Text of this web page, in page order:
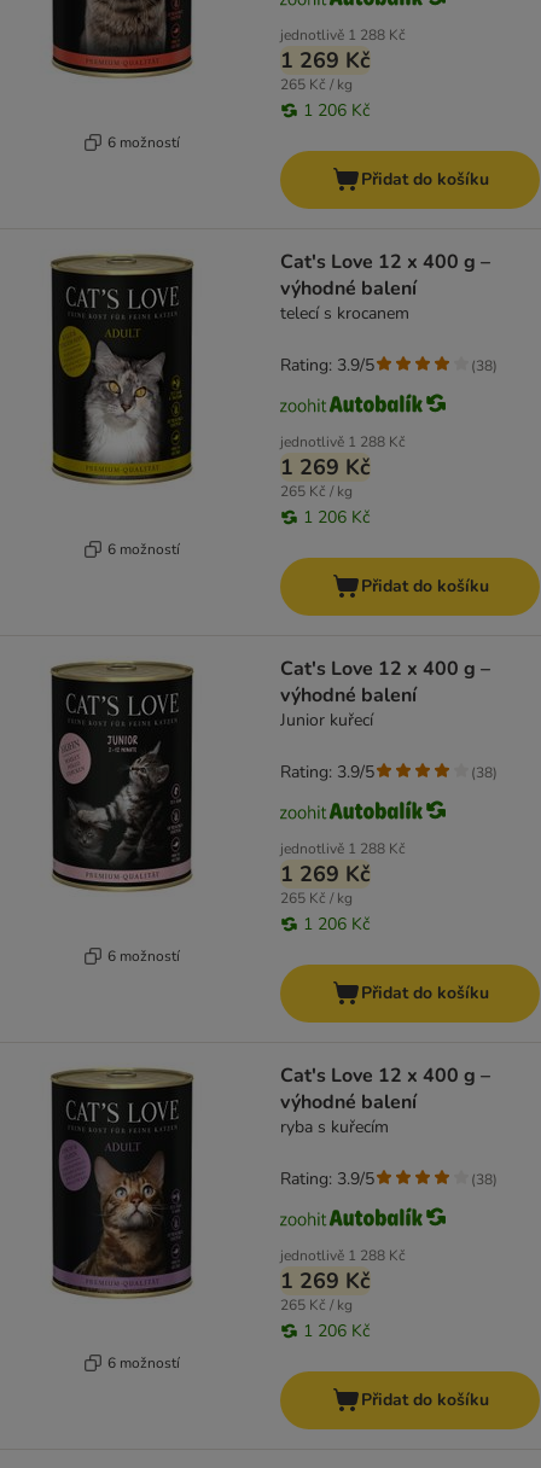
6 možností
jednotlivě 1 288 Kč
1 269 Kč
265 Kč / kg
1 206 Kč
Přidat do košíku
6 možností
Cat's Love 12 x 400 g –
výhodné balení
telecí s krocanem
jednotlivě 1 288 Kč
1 269 Kč
265 Kč / kg
1 206 Kč
Rating: 3.9/5 (38)
Přidat do košíku
6 možností
Cat's Love 12 x 400 g –
výhodné balení
Junior kuřecí
jednotlivě 1 288 Kč
1 269 Kč
265 Kč / kg
1 206 Kč
Rating: 3.9/5 (38)
Přidat do košíku
6 možností
Cat's Love 12 x 400 g –
výhodné balení
ryba s kuřecím
jednotlivě 1 288 Kč
1 269 Kč
265 Kč / kg
1 206 Kč
Rating: 3.9/5 (38)
Přidat do košíku